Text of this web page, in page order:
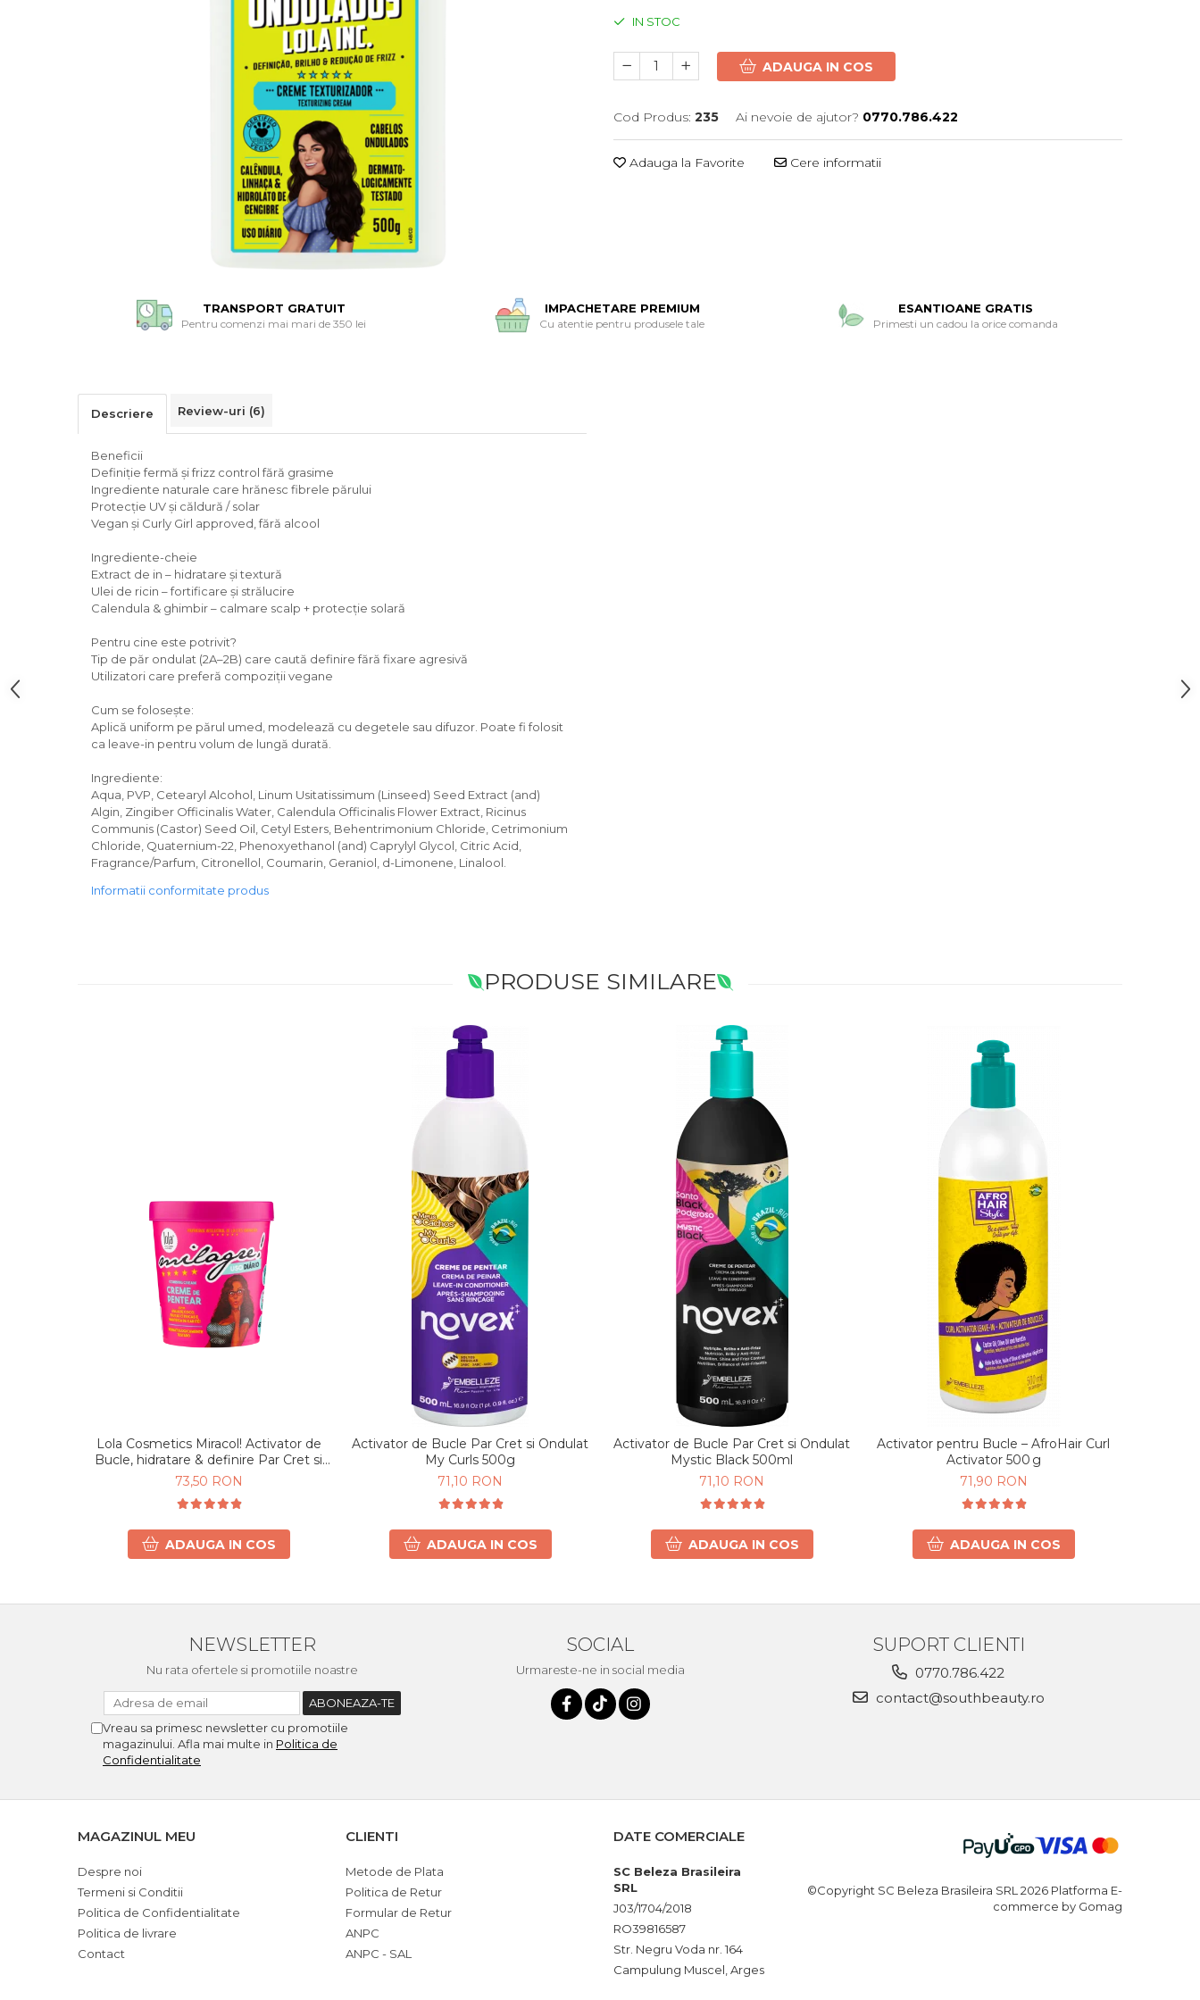
IN STOC
ADAUGA IN COS
Cod Produs: 235 Ai nevoie de ajutor? 0770.786.422
Adauga la Favorite Cere informatii
TRANSPORT GRATUIT
Pentru comenzi mai mari de 350 lei
IMPACHETARE PREMIUM
Cu atentie pentru produsele tale
ESANTIOANE GRATIS
Primesti un cadou la orice comanda
Descriere Review-uri (6)
Beneficii
Definiție fermă și frizz control fără grasime
Ingrediente naturale care hrănesc fibrele părului
Protecție UV și căldură / solar
Vegan și Curly Girl approved, fără alcool
Ingrediente-cheie
Extract de in – hidratare și textură
Ulei de ricin – fortificare și strălucire
Calendula & ghimbir – calmare scalp + protecție solară
Pentru cine este potrivit?
Tip de păr ondulat (2A–2B) care caută definire fără fixare agresivă
Utilizatori care preferă compoziții vegane
Cum se folosește:
Aplică uniform pe părul umed, modelează cu degetele sau difuzor. Poate fi folosit
ca leave-in pentru volum de lungă durată.
Ingrediente:
Aqua, PVP, Cetearyl Alcohol, Linum Usitatissimum (Linseed) Seed Extract (and)
Algin, Zingiber Officinalis Water, Calendula Officinalis Flower Extract, Ricinus
Communis (Castor) Seed Oil, Cetyl Esters, Behentrimonium Chloride, Cetrimonium
Chloride, Quaternium-22, Phenoxyethanol (and) Caprylyl Glycol, Citric Acid,
Fragrance/Parfum, Citronellol, Coumarin, Geraniol, d-Limonene, Linalool.
Informatii conformitate produs
PRODUSE SIMILARE
Lola Cosmetics Miracol! Activator de
Bucle, hidratare & definire Par Cret si
Ondulat 450g
73,50 RON
ADAUGA IN COS
Activator de Bucle Par Cret si Ondulat
My Curls 500g
71,10 RON
ADAUGA IN COS
Activator de Bucle Par Cret si Ondulat
Mystic Black 500ml
71,10 RON
ADAUGA IN COS
Activator pentru Bucle – AfroHair Curl
Activator 500 g
71,90 RON
ADAUGA IN COS
NEWSLETTER
Nu rata ofertele si promotiile noastre
Vreau sa primesc newsletter cu promotiile
magazinului. Afla mai multe in Politica de
Confidentialitate
SOCIAL
Urmareste-ne in social media
SUPORT CLIENTI
0770.786.422
contact@southbeauty.ro
MAGAZINUL MEU
Despre noi
Termeni si Conditii
Politica de Confidentialitate
Politica de livrare
Contact
CLIENTI
Metode de Plata
Politica de Retur
Formular de Retur
ANPC
ANPC - SAL
DATE COMERCIALE
SC Beleza Brasileira
SRL
J03/1704/2018
RO39816587
Str. Negru Voda nr. 164
Campulung Muscel, Arges
©Copyright SC Beleza Brasileira SRL 2026 Platforma E-
commerce by Gomag